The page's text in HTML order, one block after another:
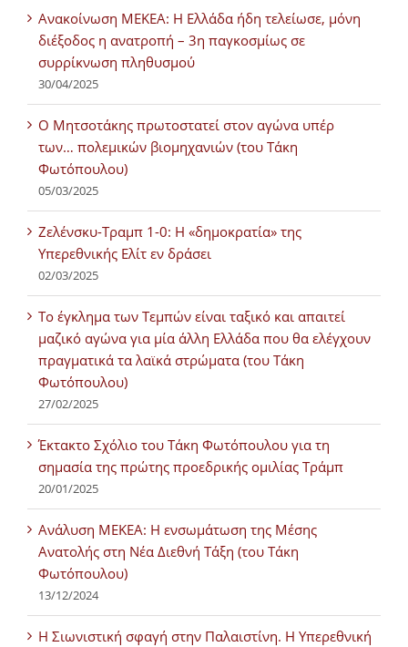
Ανακοίνωση ΜΕΚΕΑ: Η Ελλάδα ήδη τελείωσε, μόνη
διέξοδος η ανατροπή – 3η παγκοσμίως σε
συρρίκνωση πληθυσμού
30/04/2025
Ο Μητσοτάκης πρωτοστατεί στον αγώνα υπέρ
των… πολεμικών βιομηχανιών (του Τάκη
Φωτόπουλου)
05/03/2025
Ζελένσκυ-Τραμπ 1-0: Η «δημοκρατία» της
Υπερεθνικής Ελίτ εν δράσει
02/03/2025
Tο έγκλημα των Τεμπών είναι ταξικό και απαιτεί
μαζικό αγώνα για μία άλλη Ελλάδα που θα ελέγχουν
πραγματικά τα λαϊκά στρώματα (του Τάκη
Φωτόπουλου)
27/02/2025
Έκτακτο Σχόλιο του Τάκη Φωτόπουλου για τη
σημασία της πρώτης προεδρικής ομιλίας Τράμπ
20/01/2025
Ανάλυση ΜΕΚΕΑ: Η ενσωμάτωση της Μέσης
Ανατολής στη Νέα Διεθνή Τάξη (του Τάκη
Φωτόπουλου)
13/12/2024
Η Σιωνιστική σφαγή στην Παλαιστίνη. Η Υπερεθνική